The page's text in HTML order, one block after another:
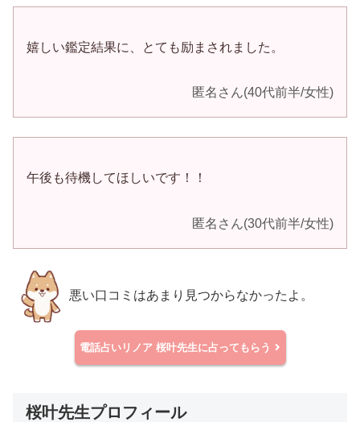
嬉しい鑑定結果に、とても励まされました。
匿名さん(40代前半/女性)
午後も待機してほしいです！！
匿名さん(30代前半/女性)
悪い口コミはあまり見つからなかったよ。
電話占いリノア 桜叶先生に占ってもらう
桜叶先生プロフィール